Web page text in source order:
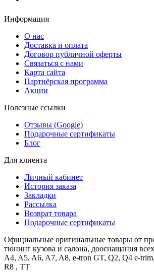
Информация
О нас
Доставка и оплата
Договор публичной оферты
Связаться с нами
Карта сайта
Партнёрская программа
Акции
Полезные ссылки
Отзывы (Google)
Подарочные сертификаты
Блог
Для клиента
Личный кабинет
История заказа
Закладки
Рассылка
Возврат товара
Подарочные сертификаты
Официальные оригинальные товары от
тюнинг кузова и салона, дооснащання
A4, A5, A6, A7, A8, e-tron GT, Q2, Q4 e-
R8 , TT